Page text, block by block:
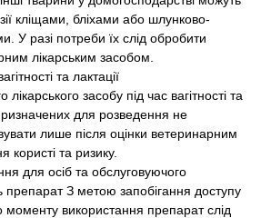
кліщами, бліхами або шлунково-
У разі потреби їх слід обробити
лікарським засобом.
та лактації
засобу під час вагітності та
для розведення не
лише після оцінки ветеринарним
користі та ризику.
для осіб та обслуговуючого
препарат З метою запобігання доступу
моменту використання препарат слід